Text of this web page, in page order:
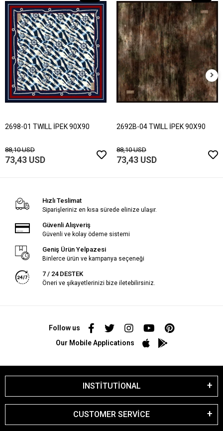
2698-01 TWILL İPEK 90X90
88,10 USD
73,43 USD
2692B-04 TWILL İPEK 90X90
88,10 USD
73,43 USD
Hızlı Teslimat
Siparişleriniz en kısa sürede elinize ulaşır.
Güvenli Alışveriş
Güvenli ve kolay ödeme sistemi
Geniş Ürün Yelpazesi
Binlerce ürün ve kampanya seçeneği
7 / 24 DESTEK
Öneri ve şikayetlerinizi bize iletebilirsiniz.
Follow us
Our Mobile Applications
INSTİTUTİONAL
CUSTOMER SERVİCE